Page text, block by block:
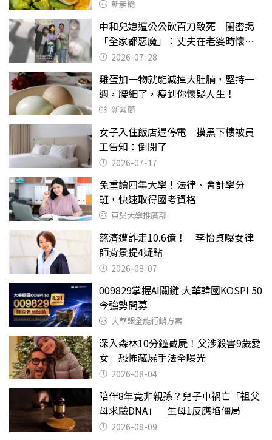
新素簡
中和兒媳遭公公砍百刀致死 閨密揭
「全家都惡魔」：丈夫在老婆時懷孕
摔東西
2026-07-28
雞蛋加一物就能減掉大肚腩，堅持一
週，腰細了，瘦到你懷疑人生！
新素簡
女子入住飯店遇停電 摸黑下樓被員
工告知：倒閉了
2026-07-17
免重讀四年大學！法律、會計學分
班，快速取得國考資格
東吳大學推廣部
慈濟遭詐走10.6億！ 李怡貞曝女律
師背景提4疑點
2026-08-07
009829掌握AI關鍵 大華韓國KOSPI 50
今強勢開募
大華銀全能行銷方案
深入森林10分鐘藏屍！父涉殺害9歲愛
女 恐怖藏屍手法全曝光
2026-08-04
陪伴8年竟非親孫？兒子車禍亡「祖父
母求驗DNA」 生母1反應陷僵局
2026-08-09